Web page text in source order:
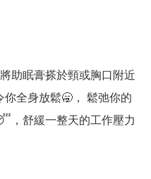
助眠膏搽於頸或胸口附近
全身放鬆🥱， 鬆弛你的
，舒緩一整天的工作壓力